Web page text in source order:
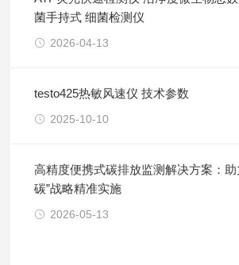
菌手持式 细菌检测仪
2026-04-13
testo425热敏风速仪 技术参数
2025-10-10
高精度便携式碳排放监测解决方案：助
碳”战略精准实施
2026-05-13